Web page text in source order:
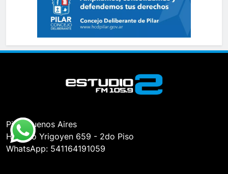
Pilar, Buenos Aires
Hipólito Yrigoyen 659 - 2do Piso
WhatsApp: 541164191059